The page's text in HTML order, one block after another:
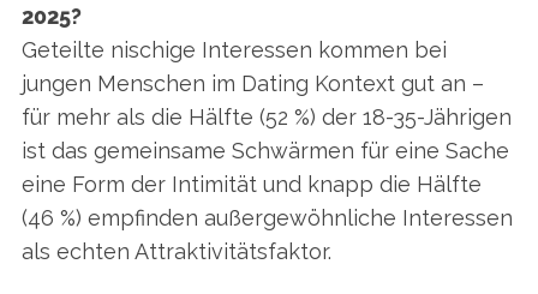
2025?
Geteilte nischige Interessen kommen bei
jungen Menschen im Dating Kontext gut an –
für mehr als die Hälfte (52 %) der 18-35-Jährigen
ist das gemeinsame Schwärmen für eine Sache
eine Form der Intimität und knapp die Hälfte
(46 %) empfinden außergewöhnliche Interessen
als echten Attraktivitätsfaktor.